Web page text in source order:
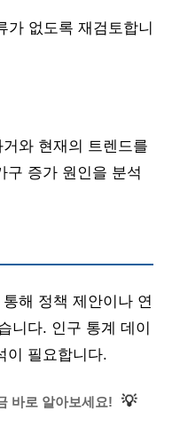
가 없도록 재검토합니
와 현재의 트렌드를
구 증가 원인을 분석
해 정책 제안이나 연
니다. 인구 통계 데이
이 필요합니다.
바로 알아보세요! 💡